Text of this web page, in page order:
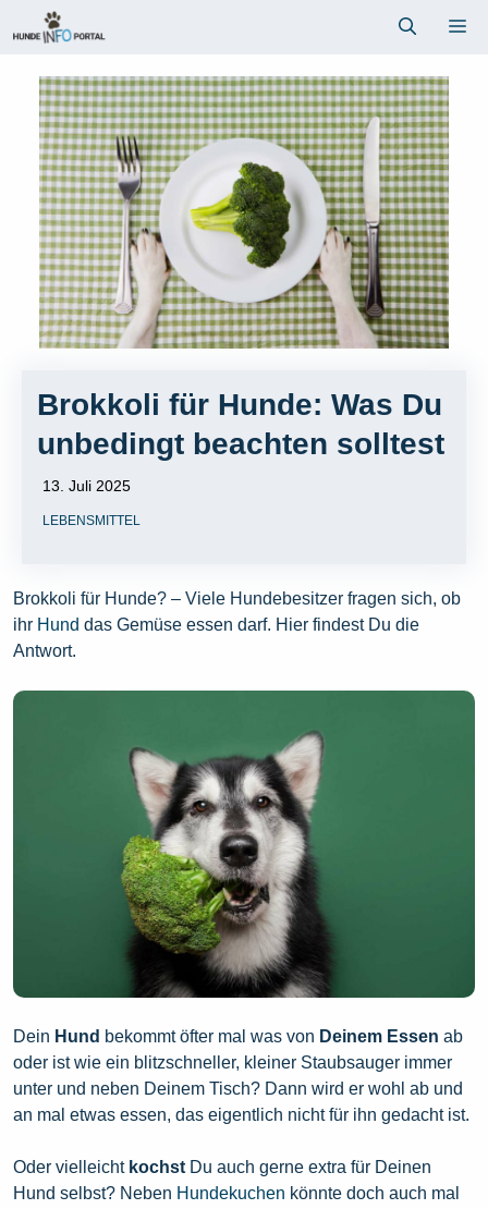
Inhalt
Brokkoli für Hunde: Was Du
unbedingt beachten solltest
13. Juli 2025
LEBENSMITTEL
Brokkoli für Hunde? – Viele Hundebesitzer fragen sich, ob
ihr Hund das Gemüse essen darf. Hier findest Du die
Antwort.
Dein Hund bekommt öfter mal was von Deinem Essen ab
oder ist wie ein blitzschneller, kleiner Staubsauger immer
unter und neben Deinem Tisch? Dann wird er wohl ab und
an mal etwas essen, das eigentlich nicht für ihn gedacht ist.
Oder vielleicht kochst Du auch gerne extra für Deinen
Hund selbst? Neben Hundekuchen könnte doch auch mal